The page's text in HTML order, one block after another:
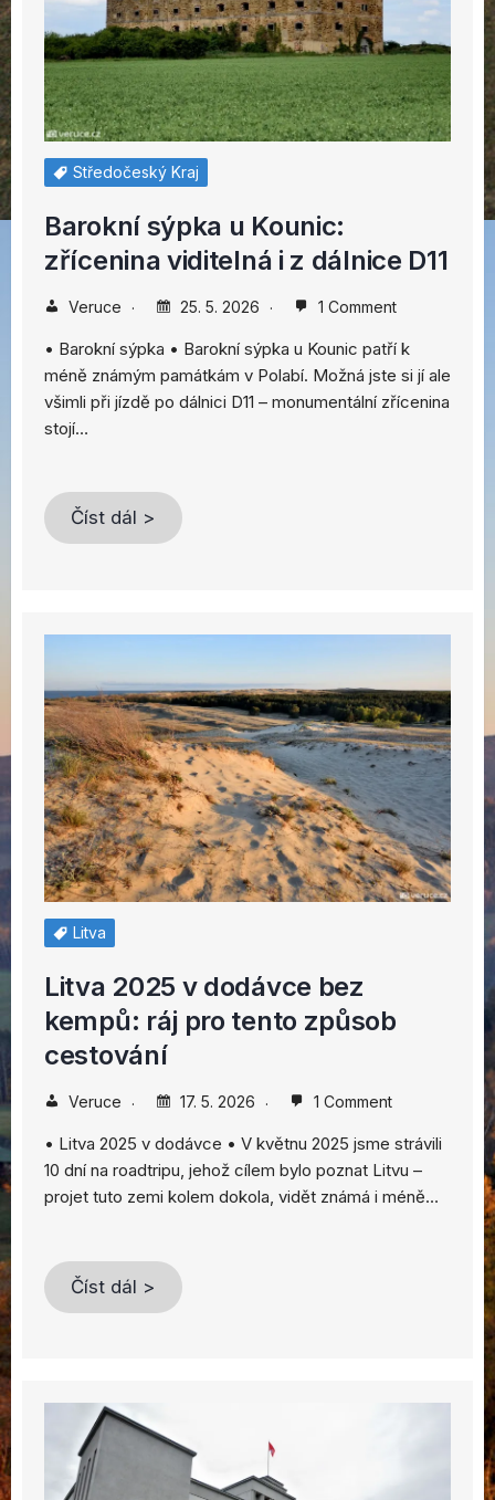
Středočeský Kraj
Barokní sýpka u Kounic:
zřícenina viditelná i z dálnice D11
Veruce 25. 5. 2026 1 Comment
• Barokní sýpka • Barokní sýpka u Kounic patří k
méně známým památkám v Polabí. Možná jste si jí ale
všimli při jízdě po dálnici D11 – monumentální zřícenina
stojí…
Číst dál >
Litva
Litva 2025 v dodávce bez
kempů: ráj pro tento způsob
cestování
Veruce 17. 5. 2026 1 Comment
• Litva 2025 v dodávce • V květnu 2025 jsme strávili
10 dní na roadtripu, jehož cílem bylo poznat Litvu –
projet tuto zemi kolem dokola, vidět známá i méně…
Číst dál >